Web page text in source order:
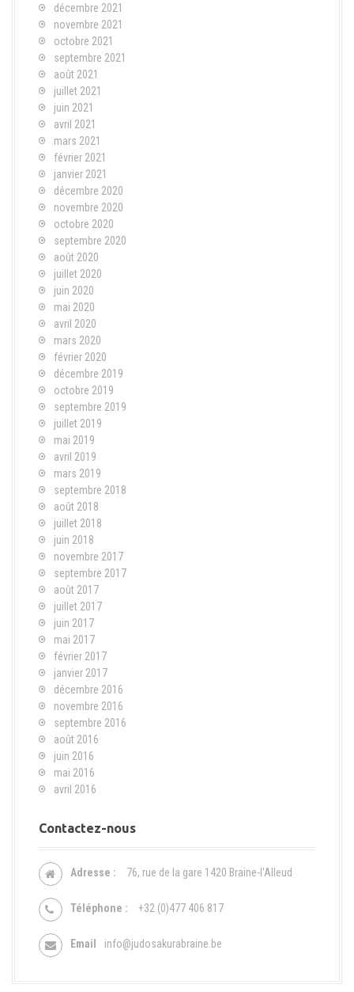
décembre 2021
novembre 2021
octobre 2021
septembre 2021
août 2021
juillet 2021
juin 2021
avril 2021
mars 2021
février 2021
janvier 2021
décembre 2020
novembre 2020
octobre 2020
septembre 2020
août 2020
juillet 2020
juin 2020
mai 2020
avril 2020
mars 2020
février 2020
décembre 2019
octobre 2019
septembre 2019
juillet 2019
mai 2019
avril 2019
mars 2019
septembre 2018
août 2018
juillet 2018
juin 2018
novembre 2017
septembre 2017
août 2017
juillet 2017
juin 2017
mai 2017
février 2017
janvier 2017
décembre 2016
novembre 2016
septembre 2016
août 2016
juin 2016
mai 2016
avril 2016
Contactez-nous
Adresse : 76, rue de la gare 1420 Braine-l'Alleud
Téléphone : +32 (0)477 406 817
Email info@judosakurabraine.be